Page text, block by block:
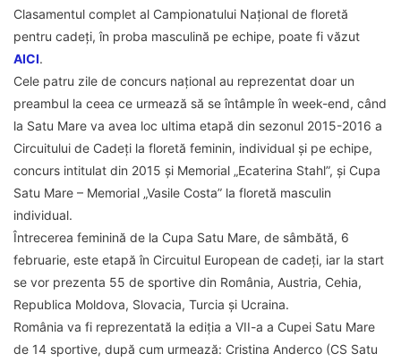
Clasamentul complet al Campionatului Național de floretă
pentru cadeți, în proba masculină pe echipe, poate fi văzut
AICI.
Cele patru zile de concurs național au reprezentat doar un
preambul la ceea ce urmează să se întâmple în week-end, când
la Satu Mare va avea loc ultima etapă din sezonul 2015-2016 a
Circuitului de Cadeți la floretă feminin, individual și pe echipe,
concurs intitulat din 2015 și Memorial „Ecaterina Stahl”, și Cupa
Satu Mare – Memorial „Vasile Costa” la floretă masculin
individual.
Întrecerea feminină de la Cupa Satu Mare, de sâmbătă, 6
februarie, este etapă în Circuitul European de cadeți, iar la start
se vor prezenta 55 de sportive din România, Austria, Cehia,
Republica Moldova, Slovacia, Turcia și Ucraina.
România va fi reprezentată la ediția a VII-a a Cupei Satu Mare
de 14 sportive, după cum urmează: Cristina Anderco (CS Satu